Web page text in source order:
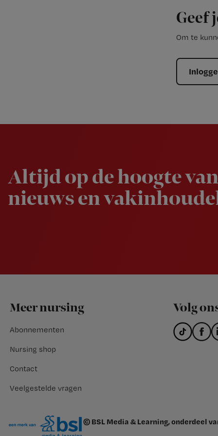
Geef
Om te
Altijd op de hoogte
nieuws en
Footer
Meer nursing
Abonnementen
Nursing shop
Contact
Veelgestelde vragen
Volg
© BSL Media & Learning, onderdeel